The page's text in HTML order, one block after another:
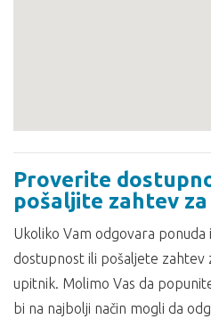
Proverite
pošaljite zahtev
Ukoliko Vam odgovara
dostupnost ili pošaljete zahtev
upitnik. Molimo Vas da
bi na najbolji način mogli da